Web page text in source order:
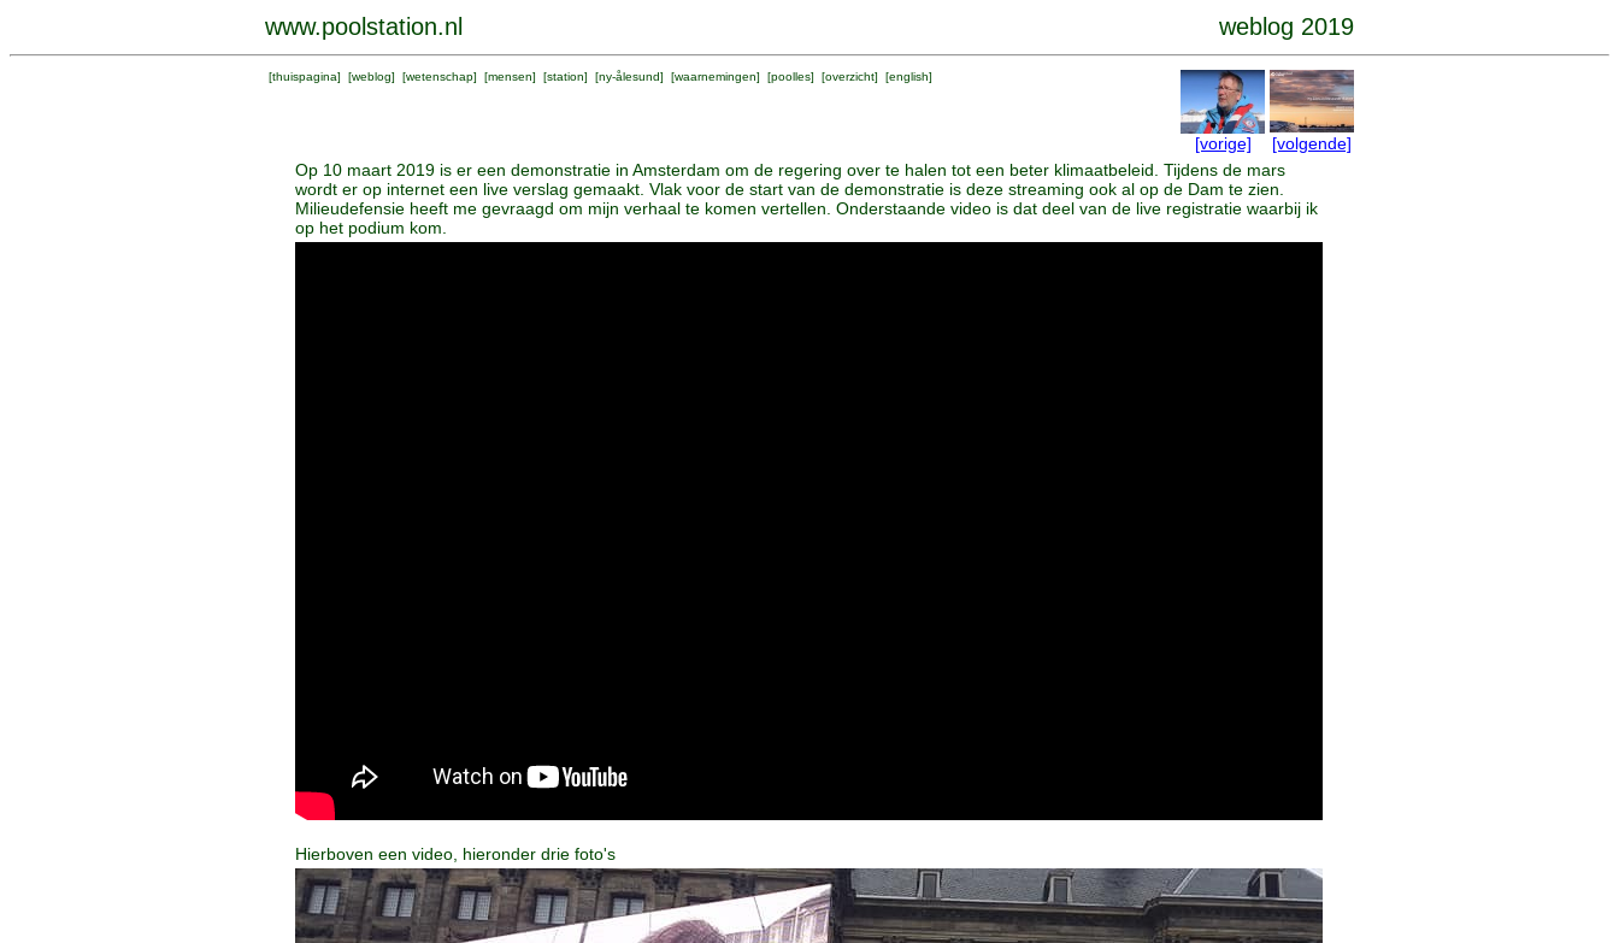
www.poolstation.nl weblog 2019
[thuispagina] [weblog] [wetenschap] [mensen] [station] [ny-ålesund] [waarnemingen] [poolles] [overzicht] [english]
[vorige]
[volgende]
Op 10 maart 2019 is er een demonstratie in Amsterdam om de regering over te halen tot een beter klimaatbeleid. Tijdens de mars
wordt er op internet een live verslag gemaakt. Vlak voor de start van de demonstratie is deze streaming ook al op de Dam te zien.
Milieudefensie heeft me gevraagd om mijn verhaal te komen vertellen. Onderstaande video is dat deel van de live registratie waarbij ik
op het podium kom.
Hierboven een video, hieronder drie foto's